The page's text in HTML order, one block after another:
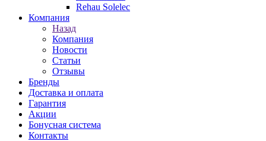
Rehau Solelec
Компания
Назад
Компания
Новости
Статьи
Отзывы
Бренды
Доставка и оплата
Гарантия
Акции
Бонусная система
Контакты